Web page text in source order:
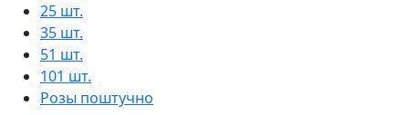
25 шт.
35 шт.
51 шт.
101 шт.
Розы поштучно